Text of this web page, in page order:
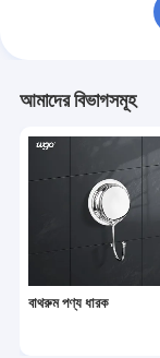
বাথরুম তোয়ালে রিং
ঝুলন্ত কর্নার ঝরনা
টুথব্রাশ কাপ ধারক
ওয়াল মাউন্ট হুক
আমাদের বিভাগসমূহ
বাথরুম পণ্য ধারক